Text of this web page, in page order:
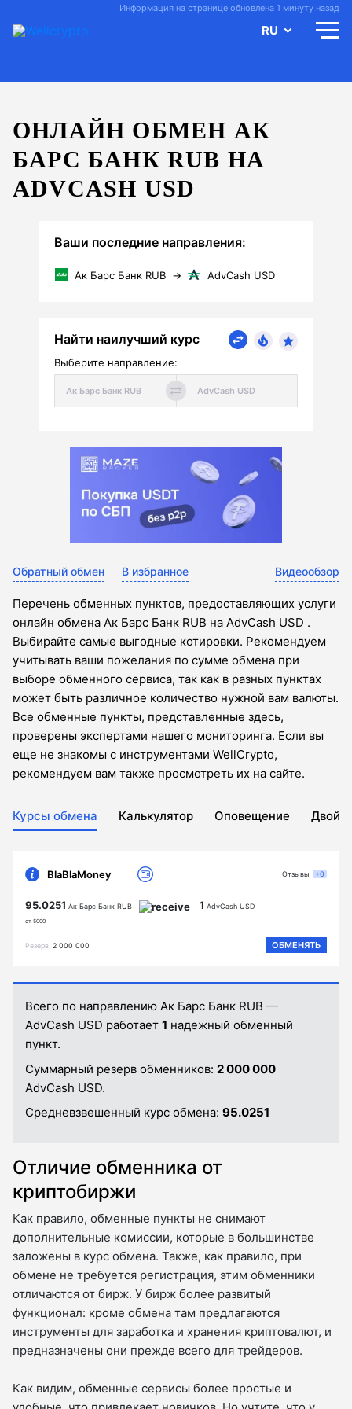
Информация на странице обновлена 1 минуту назад
RU
ОНЛАЙН ОБМЕН АК
БАРС БАНК RUB НА
ADVCASH USD
Ваши последние направления:
Ак Барс Банк RUB → AdvCash USD
Найти наилучший курс
Выберите направление:
Обратный обмен В избранное Видеообзор
Перечень обменных пунктов, предоставляющих услуги
онлайн обмена Ак Барс Банк RUB на AdvCash USD .
Выбирайте самые выгодные котировки. Рекомендуем
учитывать ваши пожелания по сумме обмена при
выборе обменного сервиса, так как в разных пунктах
может быть различное количество нужной вам валюты.
Все обменные пункты, представленные здесь,
проверены экспертами нашего мониторинга. Если вы
еще не знакомы с инструментами WellCrypto,
рекомендуем вам также просмотреть их на сайте.
Курсы обмена Калькулятор Оповещение
BlaBlaMoney
95.0251 Ак Барс Банк RUB
от 5000
1 AdvCash USD
Резерв 2 000 000 ОБМЕНЯТЬ
Отзывы +0
Всего по направлению Ак Барс Банк RUB —
AdvCash USD работает 1 надежный обменный
пункт.
Суммарный резерв обменников: 2 000 000
AdvCash USD.
Средневзвешенный курс обмена: 95.0251
Отличие обменника от
криптобиржи
Как правило, обменные пункты не снимают
дополнительные комиссии, которые в большинстве
заложены в курс обмена. Также, как правило, при
обмене не требуется регистрация, этим обменники
отличаются от бирж. У бирж более развитый
функционал: кроме обмена там предлагаются
инструменты для заработка и хранения криптовалют, и
предназначены они прежде всего для трейдеров.
Как видим, обменные сервисы более простые и